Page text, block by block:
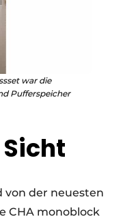
war die
Pufferspeicher
von der neuesten
CHA monoblock